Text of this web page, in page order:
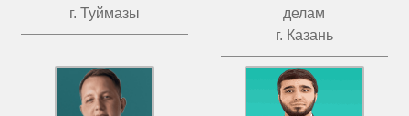
г. Туймазы
делам
г. Казань